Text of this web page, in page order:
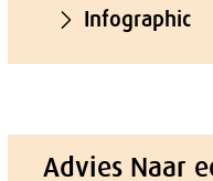
Infographic
Advies Naar